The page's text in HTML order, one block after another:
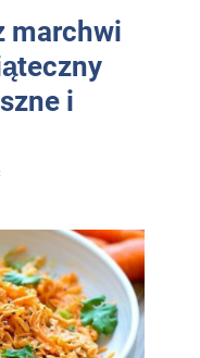
marchwi
i